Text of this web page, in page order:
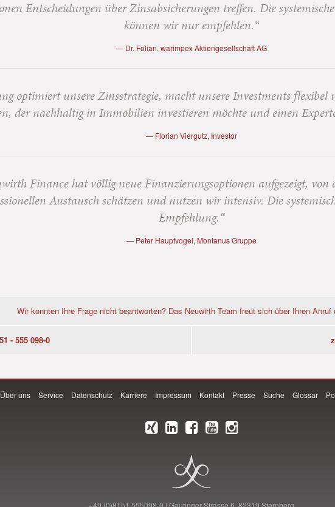
Entscheidungen über Zinsabsicherungen treffen. Die
können wir nur empfehlen.“
Dr. Folian, warimpex Aktiengesellschaft AG
optimiert unsere Zinsstrategie, macht unsere Investments
der nachhaltig in Immobilien investieren möchte und einen
Florian Viergutz, Investor
Finance hat völlig neue Finanzierungsoptionen aufgezeigt,
Austausch schätzen und nutzen wir intensiv. Die
Empfehlung.“
Peter Hauptvogel, Montanus Gruppe
Wir konnten Ihre Frage nicht beantworten? Das Neuwirth Team freut sich über Ihren Anruf
- 555 098-0
Über uns Service Datenschutz Karriere Impressum Kontakt Presse Suche Glossar
+49 (0)8151 555098-0 | Gautinger Strasse 6, 82319 Starnberg